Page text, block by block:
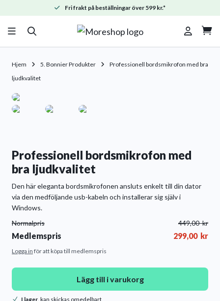
Fri frakt på beställningar över 599 kr.*

Hjem 5. Bonnier Produkter
Professionell bordsmikrofon med bra
ljudkvalitet
Professionell bordsmikrofon med
bra ljudkvalitet
Den här eleganta bordsmikrofonen ansluts enkelt till din dator
via den medföljande usb-kabeln och installerar sig själv i
Windows.
Normalpris
449,00kr
Medlemspris 299,00 kr
Logga in för att köpa till medlemspris
Lägg till i varukorg
I lager, kan skickas omedelbart